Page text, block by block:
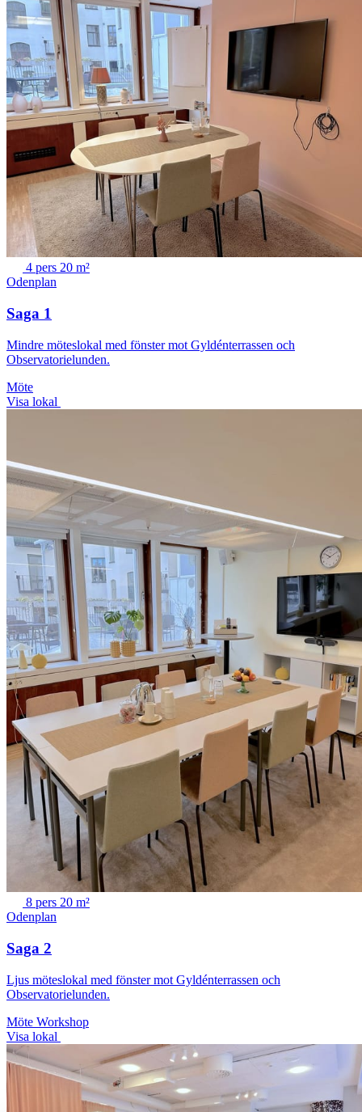
4 pers 20 m²
Odenplan
Saga 1
Mindre möteslokal med fönster mot Gyldénterrassen och
Observatorielunden.
Möte
Visa lokal
8 pers 20 m²
Odenplan
Saga 2
Ljus möteslokal med fönster mot Gyldénterrassen och
Observatorielunden.
Möte Workshop
Visa lokal